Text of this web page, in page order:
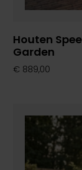
Houten
Garden
€ 889,00